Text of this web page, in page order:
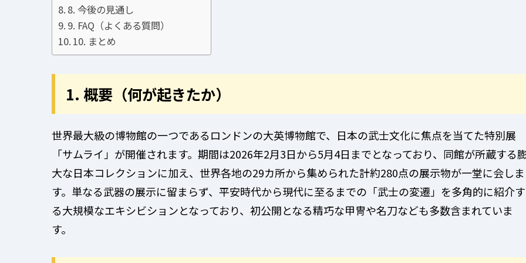
8. 今後の見通し
9. FAQ（よくある質問）
10. まとめ
1. 概要（何が起きたか）
世界最大級の博物館の一つであるロンドンの大英博物館で、日本の武士文化に焦点を当てた特別展
「サムライ」が開催されます。期間は2026年2月3日から5月4日までとなっており、同館が所蔵する
大な日本コレクションに加え、世界各地の29カ所から集められた計約280点の展示物が一堂に会しま
す。単なる武器の展示に留まらず、平安時代から現代に至るまでの「武士の変遷」を多角的に紹介す
る大規模なエキシビションとなっており、初公開となる精巧な甲冑や名刀なども多数含まれていま
す。